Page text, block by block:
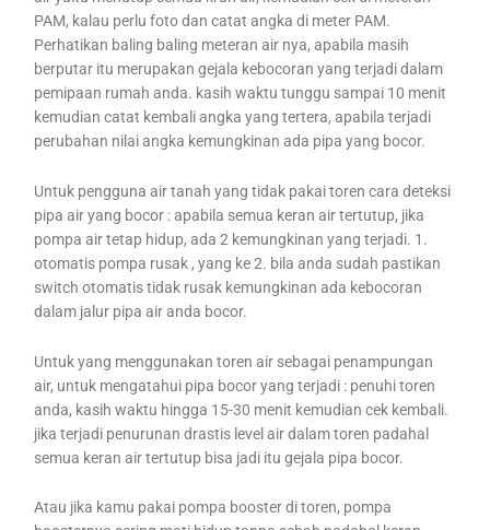
PAM, kalau perlu foto dan catat angka di meter PAM.
Perhatikan baling baling meteran air nya, apabila masih
berputar itu merupakan gejala kebocoran yang terjadi dalam
pemipaan rumah anda. kasih waktu tunggu sampai 10 menit
kemudian catat kembali angka yang tertera, apabila terjadi
perubahan nilai angka kemungkinan ada pipa yang bocor.
Untuk pengguna air tanah yang tidak pakai toren cara deteksi
pipa air yang bocor : apabila semua keran air tertutup, jika
pompa air tetap hidup, ada 2 kemungkinan yang terjadi. 1.
otomatis pompa rusak , yang ke 2. bila anda sudah pastikan
switch otomatis tidak rusak kemungkinan ada kebocoran
dalam jalur pipa air anda bocor.
Untuk yang menggunakan toren air sebagai penampungan
air, untuk mengatahui pipa bocor yang terjadi : penuhi toren
anda, kasih waktu hingga 15-30 menit kemudian cek kembali.
jika terjadi penurunan drastis level air dalam toren padahal
semua keran air tertutup bisa jadi itu gejala pipa bocor.
Atau jika kamu pakai pompa booster di toren, pompa